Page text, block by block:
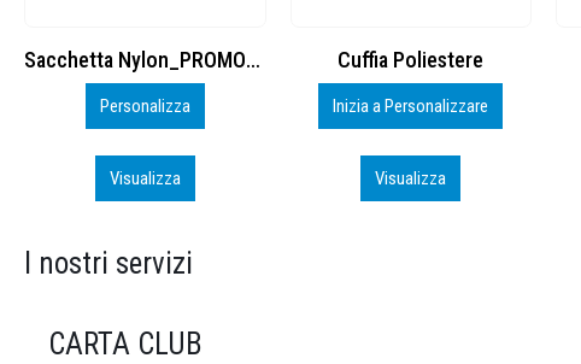
Cuffia Poliestere
Inizia a Personalizzare
Visualizza
BS600 – 5139960
Personalizza
Visualizza
I nostri servizi
CARTA CLUB